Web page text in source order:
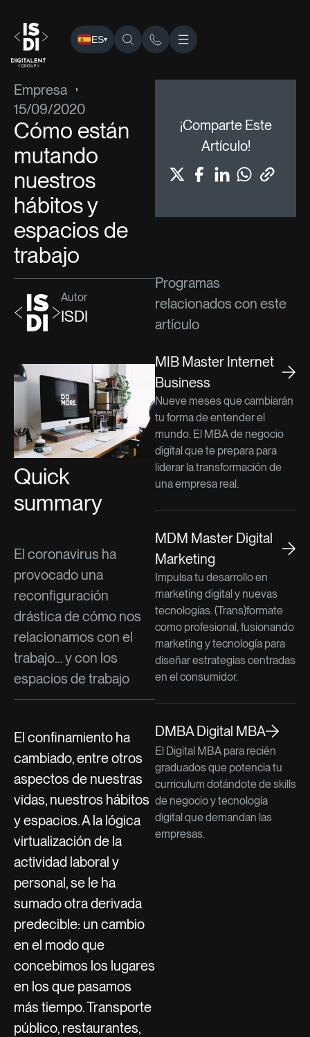
ES▾
ISDI› ›Empresa› Cómo están mutando nuestros
Empresa
15/09/2020
Cómo están
mutando
nuestros
hábitos y
espacios de
trabajo
Autor
ISDI
Quick
summary
El coronavirus ha
provocado una
reconfiguración
drástica de cómo nos
relacionamos con el
trabajo... y con los
espacios de trabajo
El confinamiento ha
cambiado, entre otros
aspectos de nuestras
vidas, nuestros hábitos
y espacios. A la lógica
virtualización de la
actividad laboral y
personal, se le ha
sumado otra derivada
predecible: un cambio
en el modo que
concebimos los lugares
en los que pasamos
más tiempo. Transporte
público, restaurantes,
¡Comparte Este
Artículo!
Programas
relacionados con este
artículo
MIB Master Internet
Business
Nueve meses que cambiarán
tu forma de entender el
mundo. El MBA de negocio
digital que te prepara para
liderar la transformación de
una empresa real.
MDM Master Digital
Marketing
Impulsa tu desarrollo en
marketing digital y nuevas
tecnologías. (Trans)formate
como profesional, fusionando
marketing y tecnología para
diseñar estrategias centradas
en el consumidor.
DMBA Digital MBA
El Digital MBA para recién
graduados que potencia tu
curriculum dotándote de skills
de negocio y tecnología
digital que demandan las
empresas.